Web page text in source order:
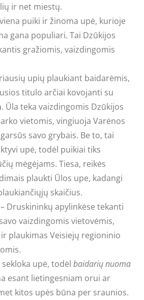
ir net miestų.
puiki ir žinoma upė, kurioje
gana populiari. Tai Dzūkijos
gražiomis, vaizdingomis
upių plaukiant baidarėmis,
titulo arčiai kovojanti su
. Ūla teka vaizdingomis Dzūkijos
vietomis, vingiuoja Varėnos
savo grybais. Be to, tai
upė, todėl puikiai tiks
mėgėjams. Tiesa, reikės
plaukti Ūlos upe, kadangi
skaičius.
– Druskininkų apylinkėse tekanti
vaizdingomis vietovėmis,
plaukimas Veisiejų regioninio
sekloka upė, todėl baidarių nuoma
esant lietingesniam orui ar
kitos upės būna per sraunios.